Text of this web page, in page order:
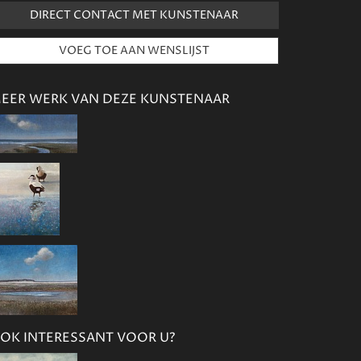
DIRECT CONTACT MET KUNSTENAAR
WERK VAN DEZE KUNSTENAAR
INTERESSANT VOOR U?